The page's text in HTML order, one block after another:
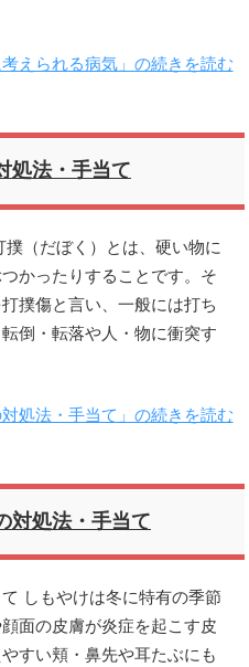
えられる病気」の続きを読む
処法・手当て
（だぼく）とは、硬い物に
かったりすることです。そ
撲傷と言い、一般には打ち
倒・転落や人・物に衝突す
対処法・手当て」の続きを読む
対処法・手当て
しもやけは冬に特有の季節
面の皮膚が炎症を起こす皮
すい頬・鼻先や耳たぶにも